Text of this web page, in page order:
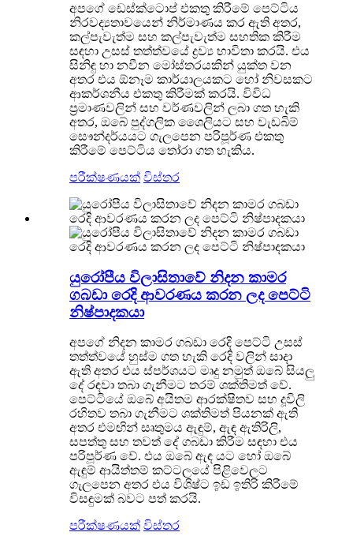
අපගේ ඩෙස්ක්ටොප් එකතු කිරීමේ පෙට්ටිය
නිරවද්‍යතාවයෙන් නිර්මාණය කර ඇති අතර,
කල්පැවැත්ම සහ කල්පැවැත්ම සහතික කිරීම
සඳහා උසස් තත්ත්වයේ ද්‍රව්‍ය භාවිතා කරයි. එය
සිනිඳු හා නවීන මෝස්තරයකින් යුක්ත වන
අතර එය ඕනෑම කාර්යාලයකට හෝ නිවසකට
ආකර්ශනීය එකතු කිරීමක් කරයි. විවිධ
ප්‍රමාණවලින් සහ වර්ණවලින් ලබා ගත හැකි
අතර, ඔබේ පුද්ගලික ශෛලියට සහ වැඩබිම්
සෞන්දර්යයට ගැලපෙන පරිපූර්ණ එකතු
කිරීමේ පෙට්ටිය තෝරා ගත හැකිය.
පරීක්ෂණයක් විස්තර
යුරෝපීය විලාසිතාවේ නිදන කාමර
ගබඩා රෙදි ආවරණය කරන ලද පෙට්ටි
නිෂ්පාදකයා
අපගේ නිදන කාමර ගබඩා රෙදි පෙට්ටි උසස්
තත්ත්වයේ හුස්ම ගත හැකි රෙදි වලින් සාදා
ඇති අතර එය ස්පර්ශයට මෘදු නමුත් ඔබේ සියලු
දේ රඳවා තබා ගැනීමට තරම් ශක්තිමත් වේ.
පෙට්ටියේ ඔබේ අයිතම ආරක්ෂිතව සහ දූවිලි
රහිතව තබා ගැනීමට ශක්තිමත් පියනක් ඇති
අතර එමඟින් සෘතුමය ඇඳුම්, ඇඳ ඇතිරිලි,
සපත්තු සහ තවත් දේ ගබඩා කිරීම සඳහා එය
පරිපූර්ණ වේ. එය ඔබේ ඇඳ යට හෝ ඔබේ
ඇඳුම් ආයිත්තම් කට්ටලයේ පිළිවෙලට
ගැලපෙන අතර එය විශිෂ්ට ඉඩ ඉතිරි කිරීමේ
විසඳුමක් බවට පත් කරයි.
පරීක්ෂණයක් විස්තර